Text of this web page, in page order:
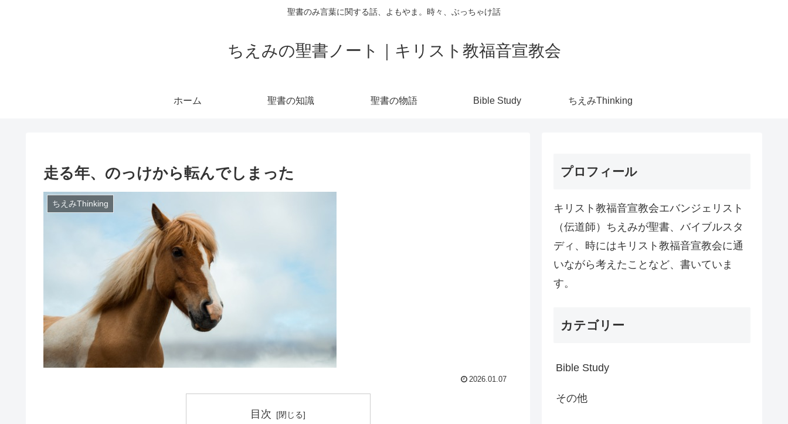
聖書のみ言葉に関する話、よもやま。時々、ぶっちゃけ話
ちえみの聖書ノート｜キリスト教福音宣教会
ホーム 聖書の知識 聖書の物語 Bible Study ちえみThinking
走る年、のっけから転んでしまった
ちえみThinking
2026.01.07
目次
プロフィール
キリスト教福音宣教会エバンジェリスト
（伝道師）ちえみが聖書、バイブルスタ
ディ、時にはキリスト教福音宣教会に通
いながら考えたことなど、書いていま
す。
カテゴリー
Bible Study
その他